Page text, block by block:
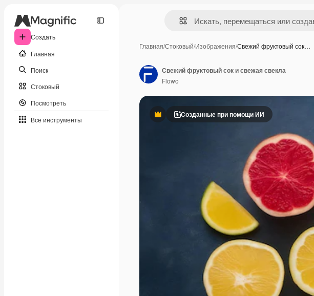
Создать
Главная
Поиск
Стоковый
Посмотреть
Все инструменты
Главная/Стоковый/Изображения/Свежий фруктовый сок…
ПремиумСозданные при помощи ИИ
Свежий фруктовый сок и свежая свекла
Flowo